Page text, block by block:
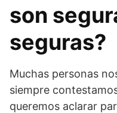
son
seguras?
Muchas personas
siempre
queremos aclarar